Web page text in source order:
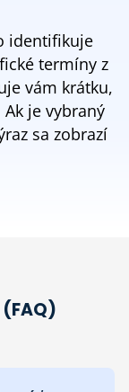
identifikuje
termíny z
vám krátku,
je vybraný
sa zobrazí